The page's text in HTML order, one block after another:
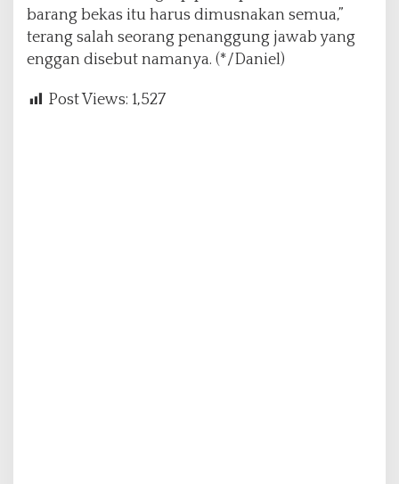
barang bekas itu harus dimusnakan semua,”
terang salah seorang penanggung jawab yang
enggan disebut namanya. (*/Daniel)
Post Views: 1,527